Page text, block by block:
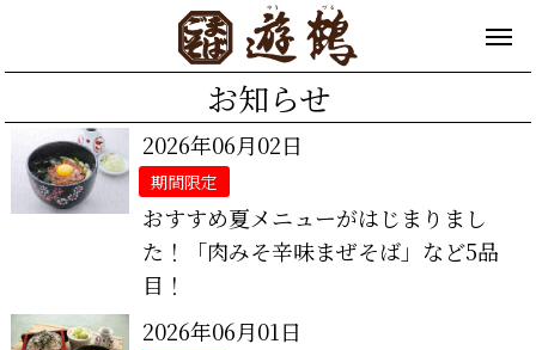
お知らせ
2026年06月02日
期間限定
おすすめ夏メニューがはじまりまし
た！「肉みそ辛味まぜそば」など5品
目！
2026年06月01日